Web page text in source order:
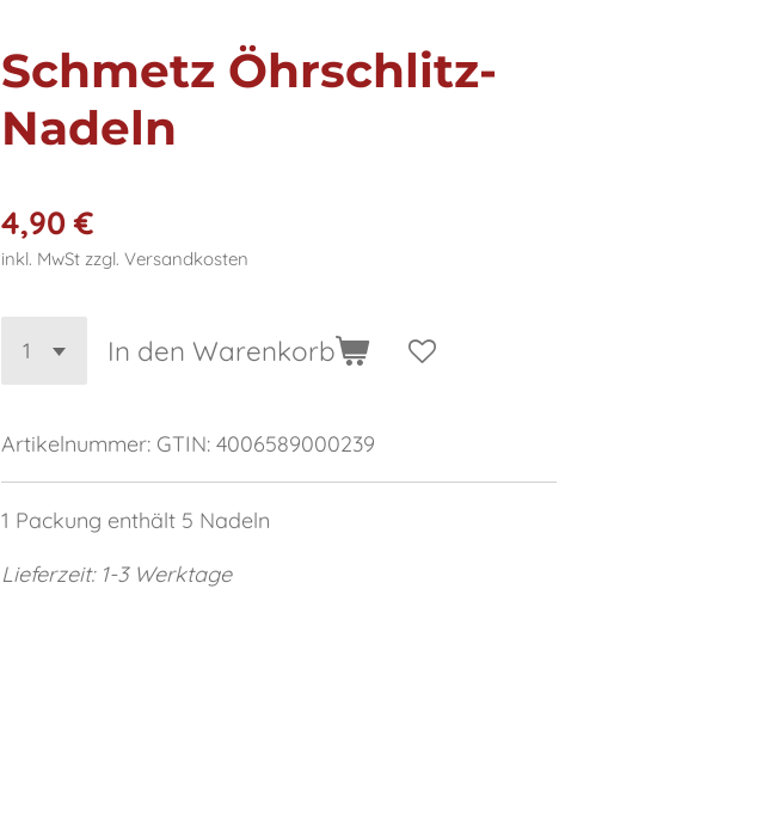
Schmetz Öhrschlitz-
Nadeln
4,90 €
inkl. MwSt zzgl. Versandkosten
In den Warenkorb
Artikelnummer: GTIN: 4006589000239
1 Packung enthält 5 Nadeln
Lieferzeit: 1-3 Werktage